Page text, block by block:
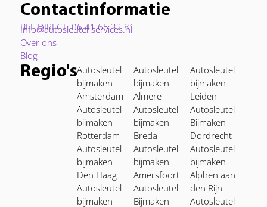
Contactinformatie
BEL DIRECT: 06 41 65 32 81
Info@autosleutel-services.nl
Over ons
Blog
Regio'sAutosleutel
bijmaken
Amsterdam
Autosleutel
bijmaken
Rotterdam
Autosleutel
bijmaken
Den Haag
Autosleutel
bijmaken
Autosleutel
bijmaken
Almere
Autosleutel
bijmaken
Breda
Autosleutel
bijmaken
Amersfoort
Autosleutel
Bijmaken
Autosleutel
bijmaken
Leiden
Autosleutel
Bijmaken
Dordrecht
Autosleutel
bijmaken
Alphen aan
den Rijn
Autosleutel